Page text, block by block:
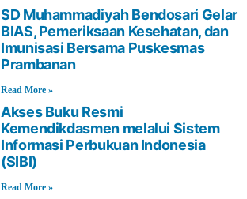
SD Muhammadiyah Bendosari Gelar
BIAS, Pemeriksaan Kesehatan, dan
Imunisasi Bersama Puskesmas
Prambanan
Read More »
Akses Buku Resmi
Kemendikdasmen melalui Sistem
Informasi Perbukuan Indonesia
(SIBI)
Read More »